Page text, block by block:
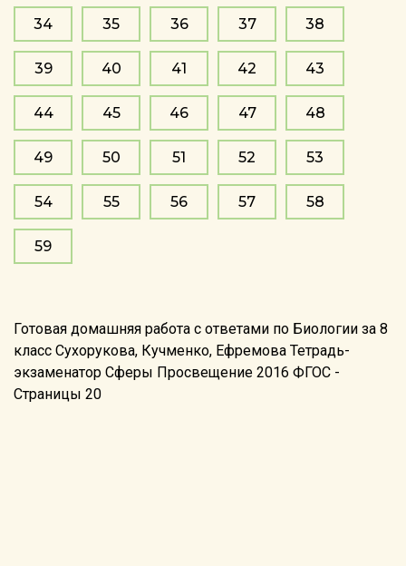
34 35 36 37 38
39 40 41 42 43
44 45 46 47 48
49 50 51 52 53
54 55 56 57 58
59
Готовая домашняя работа с ответами по Биологии за 8
класс Сухорукова, Кучменко, Ефремова Тетрадь-
экзаменатор Сферы Просвещение 2016 ФГОС -
Страницы 20